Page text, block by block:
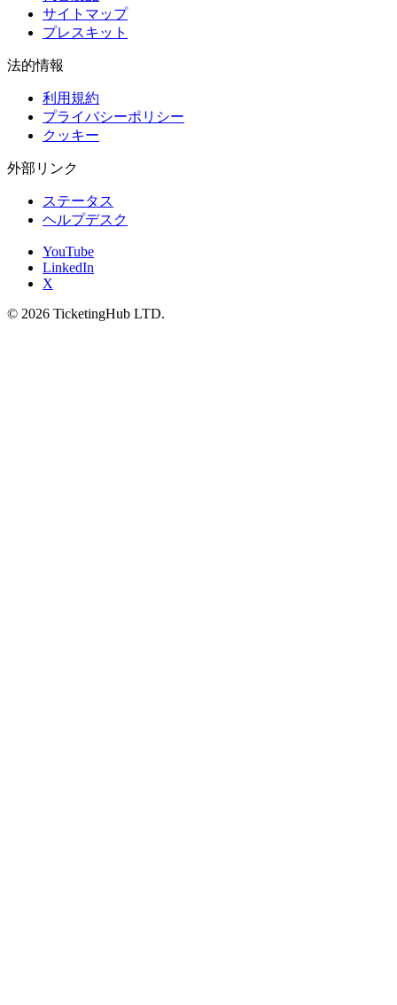
サイトマップ
プレスキット
法的情報
利用規約
プライバシーポリシー
クッキー
外部リンク
ステータス
ヘルプデスク
YouTube
LinkedIn
X
© 2026 TicketingHub LTD.